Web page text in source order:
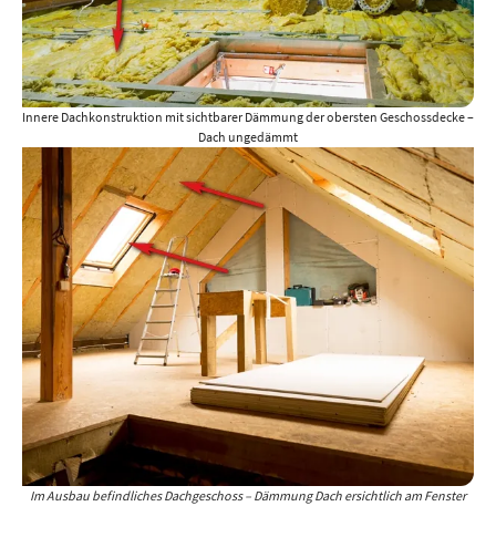
Innere Dachkonstruktion mit sichtbarer Dämmung der obersten Geschossdecke –
Dach ungedämmt
Im Ausbau befindliches Dachgeschoss – Dämmung Dach ersichtlich am Fenster